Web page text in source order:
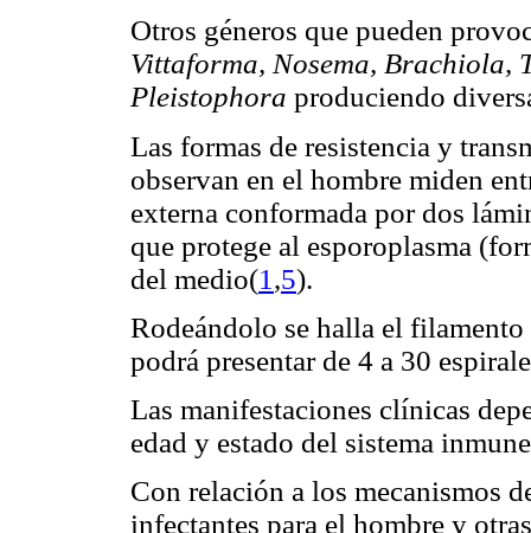
Otros géneros que pueden
Vittaforma, Nosema,
Pleistophora produciendo
Las formas de resistencia y
observan en el hombre miden
externa conformada por dos
que protege al esporoplasma
del medio(1 ,5).
Rodeándolo se halla el
podrá presentar de 4 a 30
Las manifestaciones clínicas
edad y estado del sistema
Con relación a los mecanismos
infectantes para el hombre y